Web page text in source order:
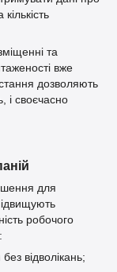
та
вже
дозволяють
і своєчасно
для
робочого
відволікань;